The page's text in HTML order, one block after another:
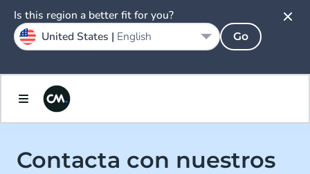
Contacta con nuestros
Is this region a better fit for you?
United States | English Go